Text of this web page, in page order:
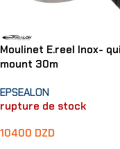
Moulinet E.reel Inox-
mount 30m
EPSEALON
rupture de stock
10400 DZD